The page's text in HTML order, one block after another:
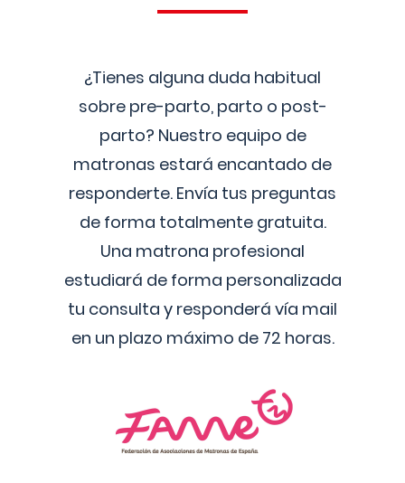
¿Tienes alguna duda habitual
sobre pre-parto, parto o post-
parto? Nuestro equipo de
matronas estará encantado de
responderte. Envía tus preguntas
de forma totalmente gratuita.
Una matrona profesional
estudiará de forma personalizada
tu consulta y responderá vía mail
en un plazo máximo de 72 horas.